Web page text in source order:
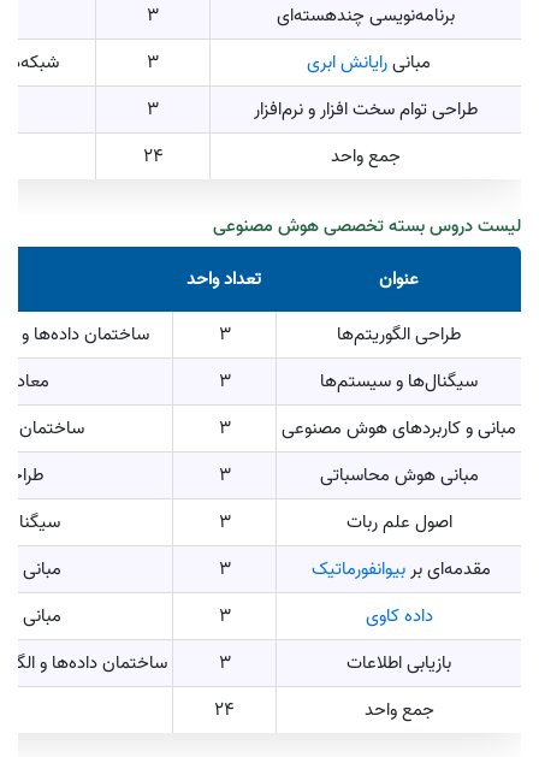
برنامه‌نویسی چندهسته‌ای
3
مبانیرایانش ابری 3
طراحی توام سخت افزار و نرم‌افزار
3
جمع واحد
24
لیست دروس بسته تخصصی هوش مصنوعی
عنوان
تعداد واحد
طراحی الگوریتم‌ها
3
ساختمان داده‌ها و
سیگنال‌ها و سیستم‌ها
3
مبانی و کاربردهای هوش مصنوعی
3
ساختمان
مبانی هوش محاسباتی
3
اصول علم ربات
3
مقدمه‌ای بربیوانفورماتیک 3
مبانی
داده کاوی
3
مبانی
بازیابی اطلاعات
3
ساختمان داده‌ها و
جمع واحد
24